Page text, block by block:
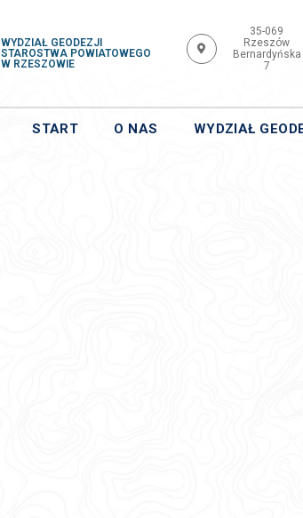
WYDZIAŁ GEODEZJI
STAROSTWA POWIATOWEGO
W RZESZOWIE
35-069
Rzeszów
Bernardyńska
7
START O NAS WYDZIAŁ